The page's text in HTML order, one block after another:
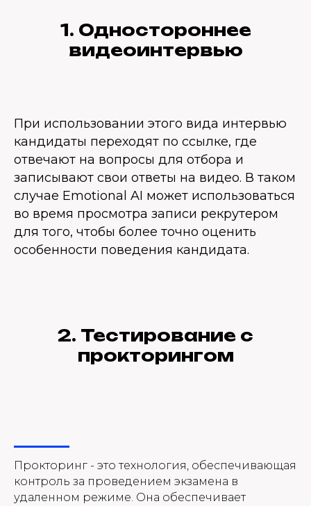
1. Одностороннее
видеоинтервью
При использовании этого вида интервью
кандидаты переходят по ссылке, где
отвечают на вопросы для отбора и
записывают свои ответы на видео. В таком
случае Emotional AI может использоваться
во время просмотра записи рекрутером
для того, чтобы более точно оценить
особенности поведения кандидата.
2. Тестирование с
прокторингом
Прокторинг - это технология, обеспечивающая
контроль за проведением экзамена в
удаленном режиме. Она обеспечивает